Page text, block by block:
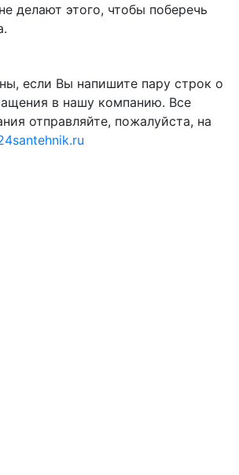
делают этого, чтобы поберечь
если Вы напишите пару строк о
в нашу компанию. Все
отправляйте, пожалуйста, на